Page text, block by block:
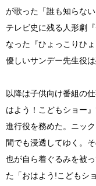
が歌った「誰も知らな
テレビ史に残る人形劇
なった『ひょっこりひ
優しいサンデー先生役
以降は子供向け番組の
はよう！こどもショー
進行役を務めた。ニッ
間でも浸透してゆく。
也が自ら着ぐるみを被
た「おはよう!こどもシ